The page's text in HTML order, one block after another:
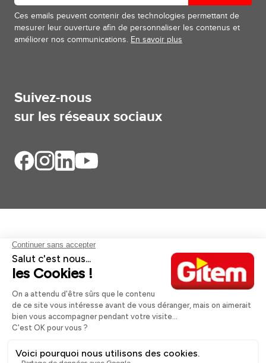
Ces emails peuvent contenir des technologies permettant de
mesurer leur ouverture afin de personnaliser les contenus et
améliorer nos communications. En savoir plus
Suivez-nous
sur les réseaux sociaux
Aides et informations
Services
Informations légales
A propos
Nos magasins